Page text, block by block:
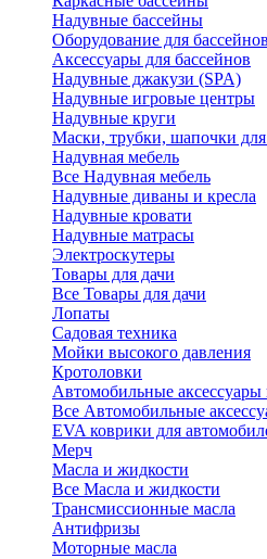
Надувные бассейны
Оборудование для бассейнов
Аксессуары для бассейнов
Надувные джакузи (SPA)
Надувные игровые центры
Надувные круги
Маски, трубки, шапочки
Надувная мебель
Все Надувная мебель
Надувные диваны и кресла
Надувные кровати
Надувные матрасы
Электроскутеры
Товары для дачи
Все Товары для дачи
Лопаты
Садовая техника
Мойки высокого давления
Кротоловки
Автомобильные
Все Автомобильные
EVA коврики для
Мерч
Масла и жидкости
Все Масла и жидкости
Трансмиссионные масла
Антифризы
Моторные масла